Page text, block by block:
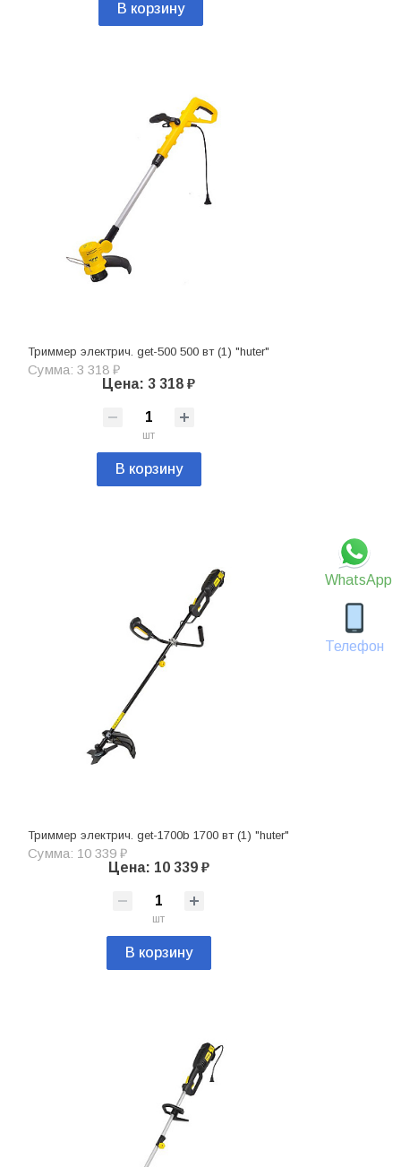
WhatsApp
Телефон
В корзину
Триммер электрич. get-500 500 вт (1) "huter"
Сумма: 3 318 ₽
Цена: 3 318 ₽
шт
В корзину
Триммер электрич. get-1700b 1700 вт (1) "huter"
Сумма: 10 339 ₽
Цена: 10 339 ₽
шт
В корзину